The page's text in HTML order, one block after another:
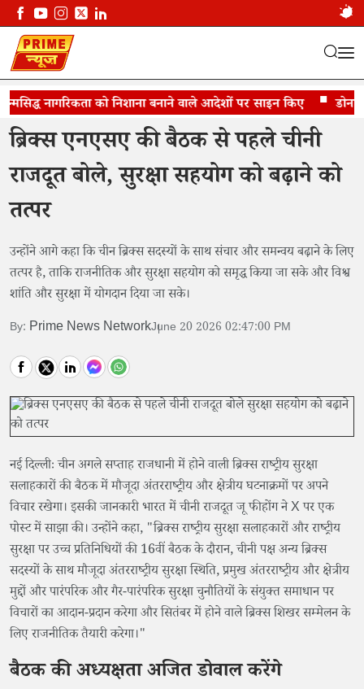
नागरिकता को निशाना बनाने वाले आदेशों पर साइन किए डोनाल्ड
बैठक की अध्यक्षता अजित डोवाल करेंगे
ब्रिक्स एनएसए की बैठक से पहले चीनी
राजदूत बोले, सुरक्षा सहयोग को बढ़ाने को
तत्पर
उन्होंने आगे कहा कि चीन ब्रिक्स सदस्यों के साथ संचार और समन्वय बढ़ाने के लिए
तत्पर है, ताकि राजनीतिक और सुरक्षा सहयोग को समृद्ध किया जा सके और विश्व
शांति और सुरक्षा में योगदान दिया जा सके।
By: Prime News NetworkJune 20 2026 02:47:00 PM
नई दिल्लीः चीन अगले सप्ताह राजधानी में होने वाली ब्रिक्स राष्ट्रीय सुरक्षा
सलाहकारों की बैठक में मौजूदा अंतरराष्ट्रीय और क्षेत्रीय घटनाक्रमों पर अपने
विचार रखेगा। इसकी जानकारी भारत में चीनी राजदूत जू फीहोंग ने X पर एक
पोस्ट में साझा की। उन्होंने कहा, "ब्रिक्स राष्ट्रीय सुरक्षा सलाहकारों और राष्ट्रीय
सुरक्षा पर उच्च प्रतिनिधियों की 16वीं बैठक के दौरान, चीनी पक्ष अन्य ब्रिक्स
सदस्यों के साथ मौजूदा अंतरराष्ट्रीय सुरक्षा स्थिति, प्रमुख अंतरराष्ट्रीय और क्षेत्रीय
मुद्दों और पारंपरिक और गैर-पारंपरिक सुरक्षा चुनौतियों के संयुक्त समाधान पर
विचारों का आदान-प्रदान करेगा और सितंबर में होने वाले ब्रिक्स शिखर सम्मेलन के
लिए राजनीतिक तैयारी करेगा।"
बैठक की अध्यक्षता अजित डोवाल करेंगे